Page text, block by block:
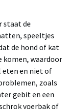
staat de
speeltjes
de hond of kat
komen, waardoor
eten en niet of
zoals
gebit en een
voerbak of